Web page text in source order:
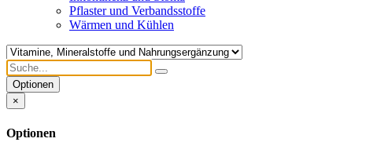
Pflaster und Verbandsstoffe
Wärmen und Kühlen
Optionen
×
Optionen